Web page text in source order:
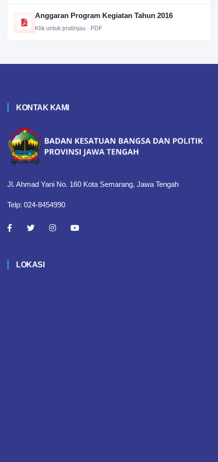
Anggaran Program Kegiatan Tahun 2016
Klik untuk pratinjau · PDF
KONTAK KAMI
Jl. Ahmad Yani No. 160 Kota Semarang, Jawa Tengah
Telp: 024-8454990
LOKASI